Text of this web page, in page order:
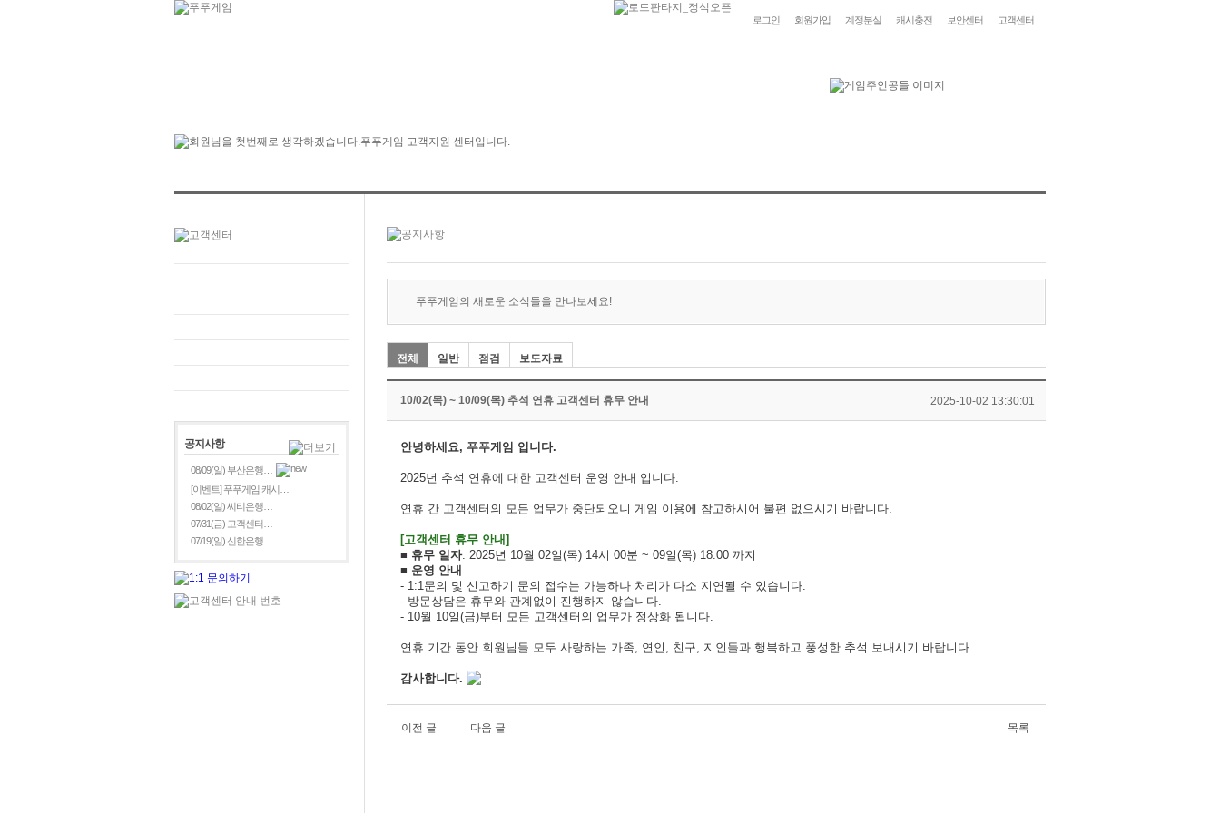
로그인 회원가입 계정분실 캐시충전 보안센터 고객센터
공지사항
08/09(일) 부산은행…
[이벤트] 푸푸게임 캐시…
08/02(일) 씨티은행…
07/31(금) 고객센터…
07/19(일) 신한은행…
푸푸게임의 새로운 소식들을 만나보세요!
전체 일반 점검 보도자료
10/02(목) ~ 10/09(목) 추석 연휴 고객센터 휴무 안내 2025-10-02 13:30:01
안녕하세요, 푸푸게임 입니다.
2025년 추석 연휴에 대한 고객센터 운영 안내 입니다.
연휴 간 고객센터의 모든 업무가 중단되오니 게임 이용에 참고하시어 불편 없으시기 바랍니다.
[고객센터 휴무 안내]
■ 휴무 일자: 2025년 10월 02일(목) 14시 00분 ~ 09일(목) 18:00 까지
■ 운영 안내
- 1:1문의 및 신고하기 문의 접수는 가능하나 처리가 다소 지연될 수 있습니다.
- 방문상담은 휴무와 관계없이 진행하지 않습니다.
- 10월 10일(금)부터 모든 고객센터의 업무가 정상화 됩니다.
연휴 기간 동안 회원님들 모두 사랑하는 가족, 연인, 친구, 지인들과 행복하고 풍성한 추석 보내시기 바랍니다.
감사합니다.
이전 글 다음 글 목록